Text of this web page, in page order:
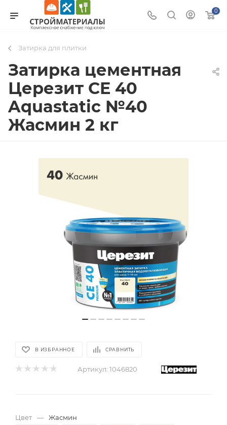
0
Затирка для плитки
Затирка цементная
Церезит CE 40
Aquastatic №40
Жасмин 2 кг
В ИЗБРАННОЕ СРАВНИТЬ
Артикул: 1046820
Цвет —
Жасмин